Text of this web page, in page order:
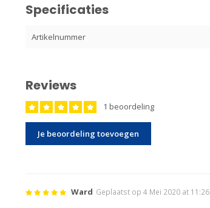
Specificaties
Artikelnummer
Reviews
1 beoordeling
Je beoordeling toevoegen
Ward Geplaatst op 4 Mei 2020 at 11:26